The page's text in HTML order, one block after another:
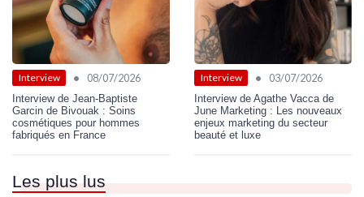
Interview • 08/07/2026
Interview de Jean-Baptiste
Garcin de Bivouak : Soins
cosmétiques pour hommes
fabriqués en France
Interview • 03/07/2026
Interview de Agathe Vacca de
June Marketing : Les nouveaux
enjeux marketing du secteur
beauté et luxe
Les plus lus